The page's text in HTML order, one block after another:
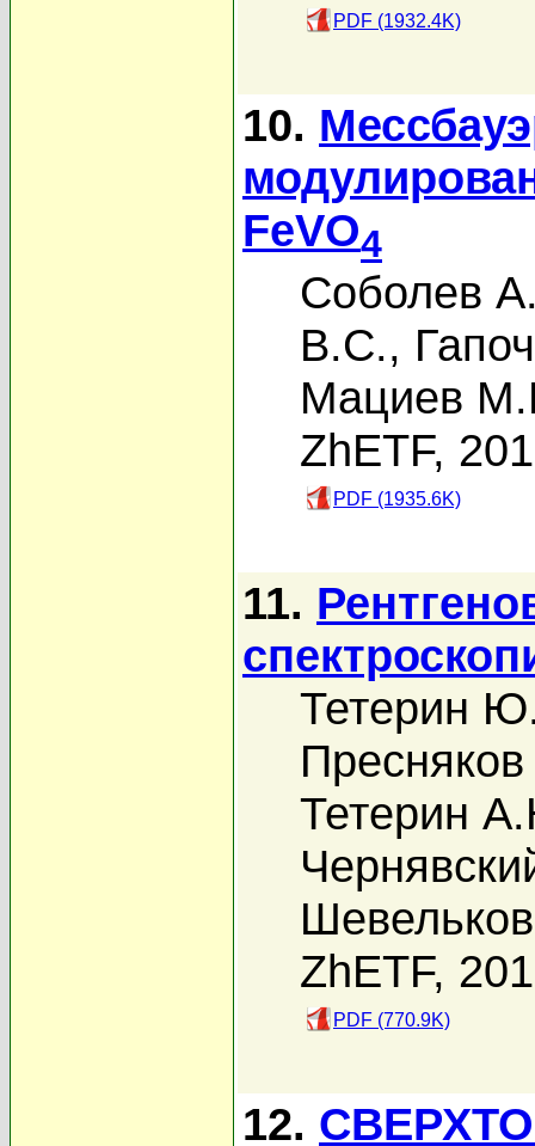
PDF (1932.4K)
10.
FeVO4
Соболев
В.С.,
Мациев
ZhETF,
PDF (1935.6K)
11.
Тетерин
Тетерин
ZhETF,
PDF (770.9K)
12.